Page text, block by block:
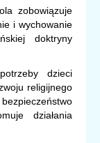
zobowiązuje
i wychowanie
doktryny
dzieci
religijnego
działania